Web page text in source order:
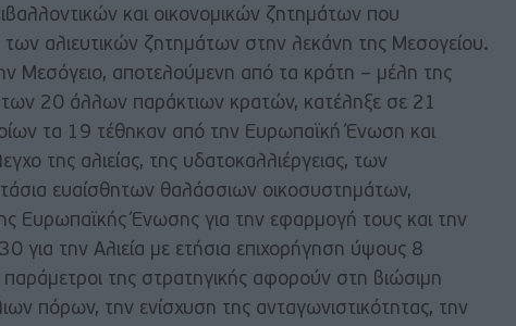
και οικονομικών ζητημάτων που
των αλιευτικών ζητημάτων στην λεκάνη της Μεσογείου.
Μεσόγειο, αποτελούμενη από τα κράτη – μέλη της
20 άλλων παράκτιων κρατών, κατέληξε σε 21
τα 19 τέθηκαν από την Ευρωπαϊκή Ένωση και
της αλιείας, της υδατοκαλλιέργειας, των
ευαίσθητων θαλάσσιων οικοσυστημάτων,
Ευρωπαϊκής Ένωσης για την εφαρμογή τους και την
για την Αλιεία με ετήσια επιχορήγηση ύψους 8
της στρατηγικής αφορούν στη βιώσιμη
πόρων, την ενίσχυση της ανταγωνιστικότητας, την